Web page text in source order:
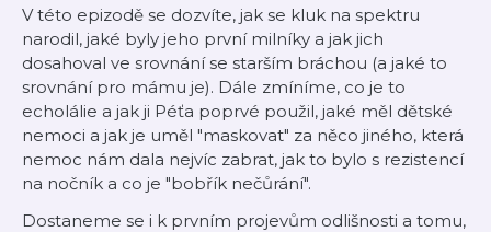
V této epizodě se dozvíte, jak se kluk na spektru
narodil, jaké byly jeho první milníky a jak jich
dosahoval ve srovnání se starším bráchou (a jaké to
srovnání pro mámu je). Dále zmíníme, co je to
echolálie a jak ji Péťa poprvé použil, jaké měl dětské
nemoci a jak je uměl "maskovat" za něco jiného, která
nemoc nám dala nejvíc zabrat, jak to bylo s rezistencí
na nočník a co je "bobřík nečůrání".
Dostaneme se i k prvním projevům odlišnosti a tomu,